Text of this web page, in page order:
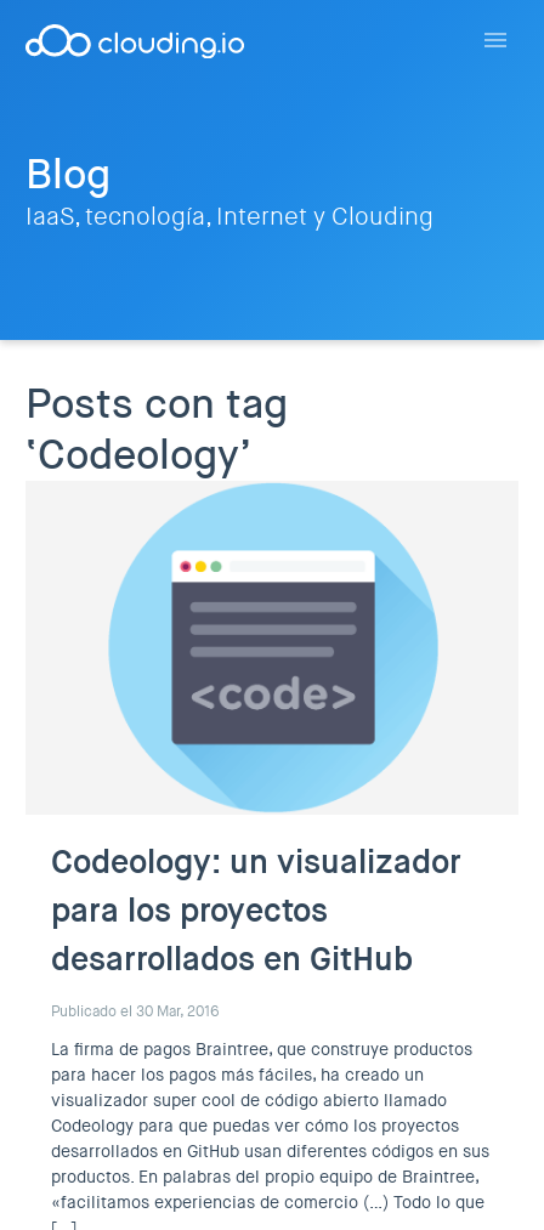
Blog
IaaS, tecnología, Internet y Clouding
Posts con tag
‘Codeology’
Codeology: un visualizador
para los proyectos
desarrollados en GitHub
Publicado el 30 Mar, 2016
La firma de pagos Braintree, que construye productos
para hacer los pagos más fáciles, ha creado un
visualizador super cool de código abierto llamado
Codeology para que puedas ver cómo los proyectos
desarrollados en GitHub usan diferentes códigos en sus
productos. En palabras del propio equipo de Braintree,
«facilitamos experiencias de comercio (…) Todo lo que